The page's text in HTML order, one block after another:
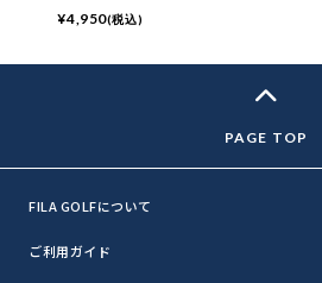
¥4,950(税込)
FILA GOLFについて
ご利用ガイド